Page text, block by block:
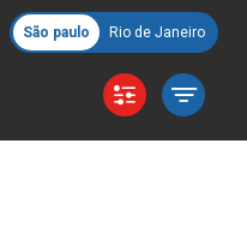
São paulo Rio de Janeiro